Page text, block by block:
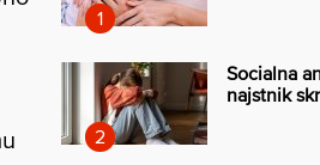
Socialna
najstnik